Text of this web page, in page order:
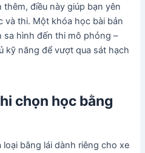
điều này giúp bạn yên
và thi. Một khóa học bài bản
hình đến thi mô phỏng –
kỹ năng để vượt qua sát hạch
chọn học bằng
loại bằng lái dành riêng cho xe